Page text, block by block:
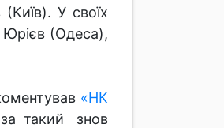
У своїх
Юрієв (Одеса),
«НК
за такий знов